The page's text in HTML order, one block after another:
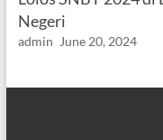
Negeri
admin June 20, 2024